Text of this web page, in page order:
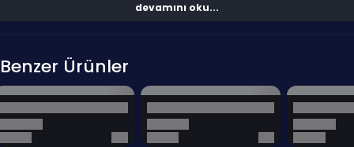
devamını oku...
Benzer Ürünler